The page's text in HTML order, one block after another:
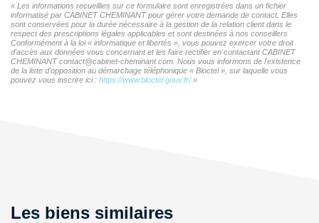
« Les informations recueillies sur ce formulaire sont enregistrées dans un fichier
informatisé par CABINET CHEMINANT pour gérer votre demande de contact. Elles
sont conservées pour la durée nécessaire à la gestion de la relation client dans le
respect des prescriptions légales applicables et sont destinées à nos conseillers
Conformément à la loi « informatique et libertés », vous pouvez exercer votre droit
d'accès aux données vous concernant et les faire rectifier en contactant CABINET
CHEMINANT contact@cabinet-cheminant.com. Nous vous informons de l'existence
de la liste d'opposition au démarchage téléphonique « Bloctel », sur laquelle vous
pouvez vous inscrire ici : https://www.bloctel.gouv.fr/»
Les biens similaires